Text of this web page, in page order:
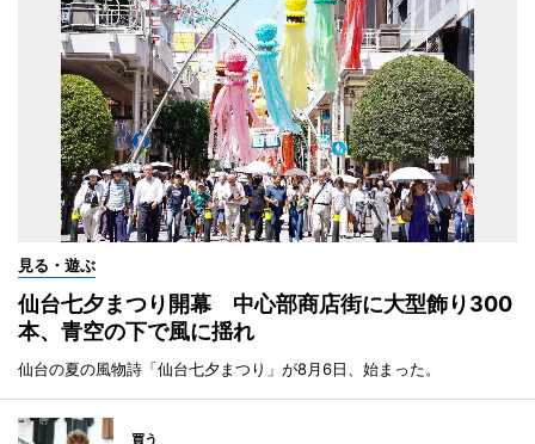
見る・遊ぶ
仙台七夕まつり開幕 中心部商店街に大型飾り300
本、青空の下で風に揺れ
仙台の夏の風物詩「仙台七夕まつり」が8月6日、始まった。
買う